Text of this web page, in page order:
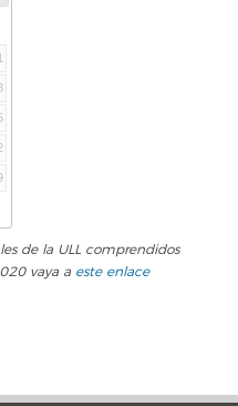
de la ULL comprendidos
vaya a este enlace